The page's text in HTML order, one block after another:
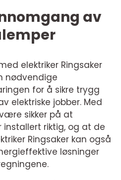
av
elektriker Ringsaker
nødvendige
for å sikre trygg
elektriske jobber. Med
sikker på at
installert riktig, og at de
Ringsaker kan også
løsninger